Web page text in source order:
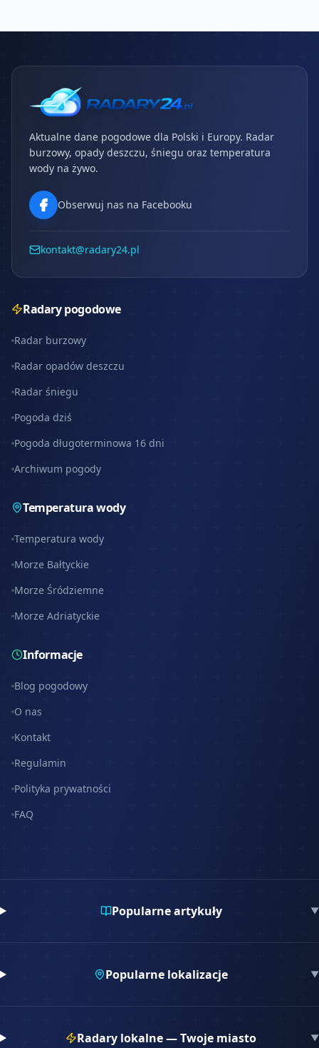
Aktualne dane pogodowe dla Polski i Europy. Radar
burzowy, opady deszczu, śniegu oraz temperatura
wody na żywo.
Obserwuj nas na Facebooku
kontakt@radary24.pl
Radary pogodowe
Radar burzowy
Radar opadów deszczu
Radar śniegu
Pogoda dziś
Pogoda długoterminowa 16 dni
Archiwum pogody
Temperatura wody
Temperatura wody
Morze Bałtyckie
Morze Śródziemne
Morze Adriatyckie
Informacje
Blog pogodowy
O nas
Kontakt
Regulamin
Polityka prywatności
FAQ
Popularne artykuły ▼
Popularne lokalizacje ▼
Radary lokalne — Twoje miasto ▼